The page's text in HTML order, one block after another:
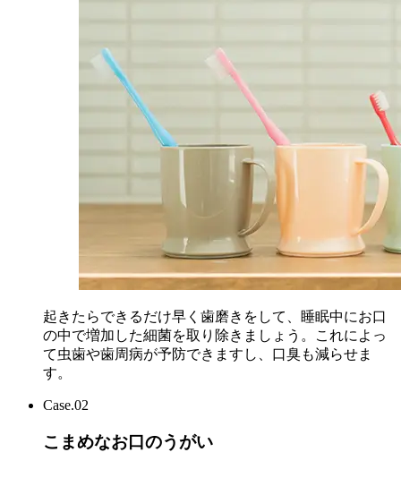
起きたらできるだけ早く歯磨きをして、睡眠中にお口
の中で増加した細菌を取り除きましょう。これによっ
て虫歯や歯周病が予防できますし、口臭も減らせま
す。
Case.02
こまめなお口のうがい